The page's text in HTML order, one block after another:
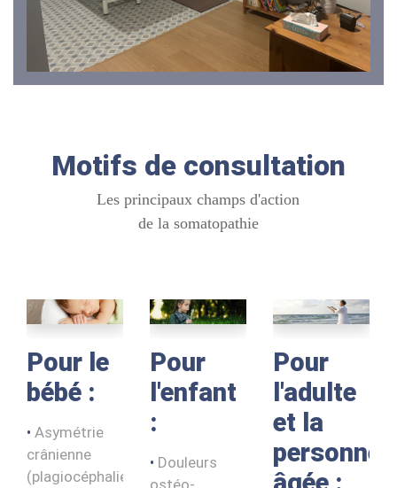
Motifs de consultation
Les principaux champs d'action
de la somatopathie
Pour le
bébé :
Asymétrie
crânienne
(plagiocéphalie),
Pour
l'enfant
:
Douleurs
ostéo-
Pour
l'adulte
et la
personne